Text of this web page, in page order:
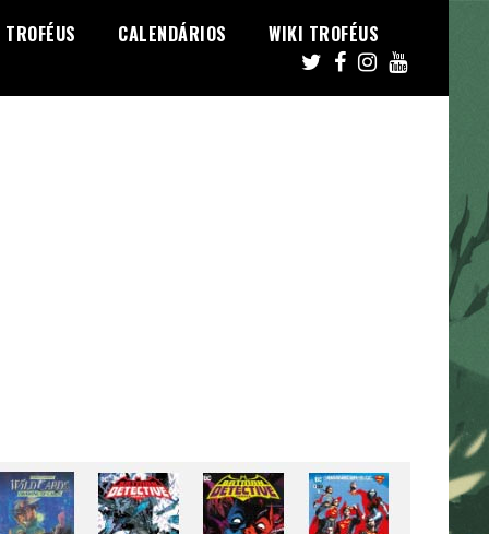
TROFÉUS CALENDÁRIOS WIKI TROFÉUS